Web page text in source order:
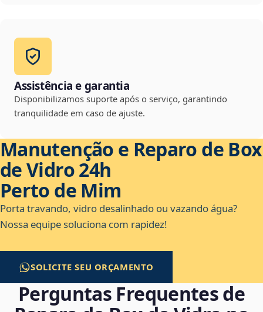
Assistência e garantia
Disponibilizamos suporte após o serviço, garantindo
tranquilidade em caso de ajuste.
Manutenção e Reparo de Box
de Vidro 24h
Perto de Mim
Porta travando, vidro desalinhado ou vazando água?
Nossa equipe soluciona com rapidez!
SOLICITE SEU ORÇAMENTO
Perguntas Frequentes de